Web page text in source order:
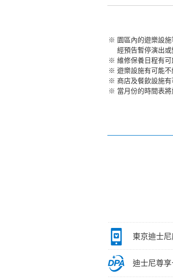
園區內的遊樂設
經預告暫停演出或
維修保養日程有可
遊樂設施有可能
商店及餐飲設施
當月份的時間表
東京迪士
迪士尼尊享